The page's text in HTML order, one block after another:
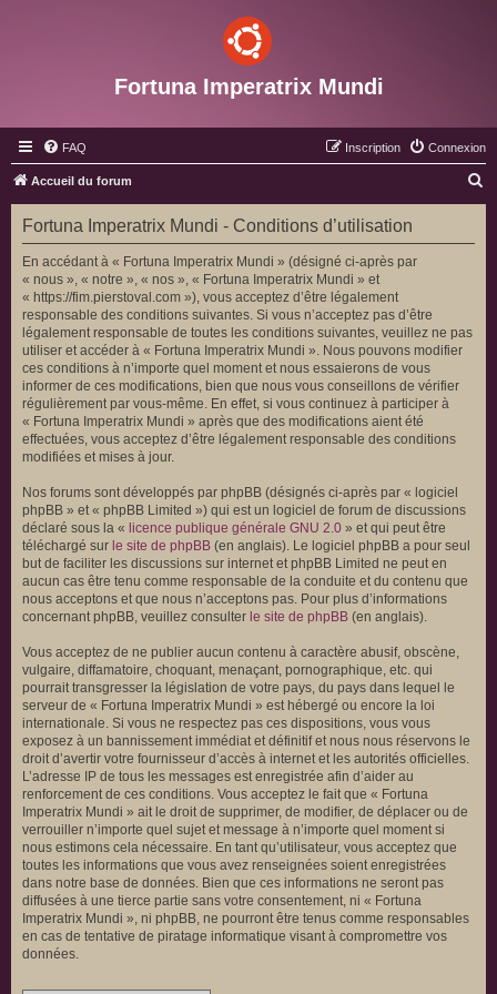
Fortuna Imperatrix Mundi
FAQ Connexion
Inscription
Accueil du forum
e
Fortuna Imperatrix Mundi - Conditions d’utilisation
En accédant à « Fortuna Imperatrix Mundi » (désigné ci-après par
« nous », « notre », « nos », « Fortuna Imperatrix Mundi » et
« https://fim.pierstoval.com »), vous acceptez d’être légalement
responsable des conditions suivantes. Si vous n’acceptez pas d’être
légalement responsable de toutes les conditions suivantes, veuillez ne pas
utiliser et accéder à « Fortuna Imperatrix Mundi ». Nous pouvons modifier
ces conditions à n’importe quel moment et nous essaierons de vous
informer de ces modifications, bien que nous vous conseillons de vérifier
régulièrement par vous-même. En effet, si vous continuez à participer à
« Fortuna Imperatrix Mundi » après que des modifications aient été
effectuées, vous acceptez d’être légalement responsable des conditions
modifiées et mises à jour.
Nos forums sont développés par phpBB (désignés ci-après par « logiciel
phpBB » et « phpBB Limited ») qui est un logiciel de forum de discussions
déclaré sous la « licence publique générale GNU 2.0 » et qui peut être
téléchargé sur le site de phpBB (en anglais). Le logiciel phpBB a pour seul
but de faciliter les discussions sur internet et phpBB Limited ne peut en
aucun cas être tenu comme responsable de la conduite et du contenu que
nous acceptons et que nous n’acceptons pas. Pour plus d’informations
concernant phpBB, veuillez consulter le site de phpBB (en anglais).
Vous acceptez de ne publier aucun contenu à caractère abusif, obscène,
vulgaire, diffamatoire, choquant, menaçant, pornographique, etc. qui
pourrait transgresser la législation de votre pays, du pays dans lequel le
serveur de « Fortuna Imperatrix Mundi » est hébergé ou encore la loi
internationale. Si vous ne respectez pas ces dispositions, vous vous
exposez à un bannissement immédiat et définitif et nous nous réservons le
droit d’avertir votre fournisseur d’accès à internet et les autorités officielles.
L’adresse IP de tous les messages est enregistrée afin d’aider au
renforcement de ces conditions. Vous acceptez le fait que « Fortuna
Imperatrix Mundi » ait le droit de supprimer, de modifier, de déplacer ou de
verrouiller n’importe quel sujet et message à n’importe quel moment si
nous estimons cela nécessaire. En tant qu’utilisateur, vous acceptez que
toutes les informations que vous avez renseignées soient enregistrées
dans notre base de données. Bien que ces informations ne seront pas
diffusées à une tierce partie sans votre consentement, ni « Fortuna
Imperatrix Mundi », ni phpBB, ne pourront être tenus comme responsables
en cas de tentative de piratage informatique visant à compromettre vos
données.